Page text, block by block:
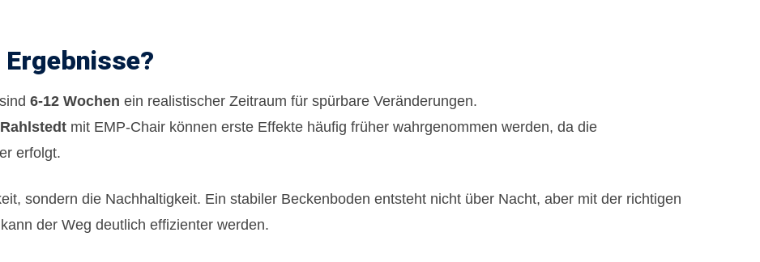
6-12 Wochen ein realistischer Zeitraum für spürbare Veränderungen.
mit EMP-Chair können erste Effekte häufig früher wahrgenommen werden, da die
erfolgt.
sondern die Nachhaltigkeit. Ein stabiler Beckenboden entsteht nicht über Nacht, aber mit der richtigen
der Weg deutlich effizienter werden.